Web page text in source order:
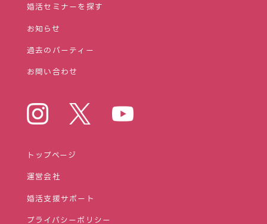
婚活セミナーを探す
お知らせ
過去のパーティー
お問い合わせ
トップページ
運営会社
婚活⽀援サポート
プライバシーポリシー